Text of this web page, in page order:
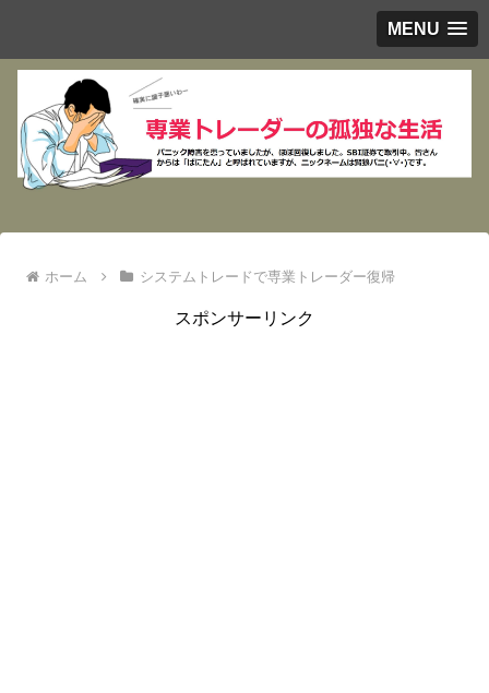
MENU
ホーム システムトレードで専業トレーダー復帰
スポンサーリンク